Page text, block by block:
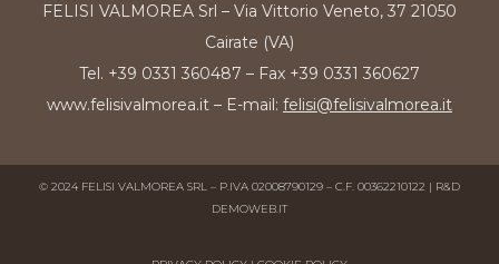
FELISI VALMOREA Srl – Via Vittorio Veneto, 37 21050
Cairate (VA)
Tel. +39 0331 360487 – Fax +39 0331 360627
www.felisivalmorea.it – E-mail: felisi@felisivalmorea.it
© 2024 FELISI VALMOREA SRL – P.IVA 02008790129 – C.F. 00362210122 | R&D
DEMOWEB.IT